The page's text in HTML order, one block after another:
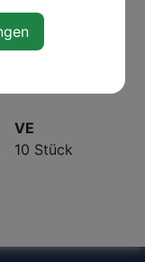
VE
10 Stück